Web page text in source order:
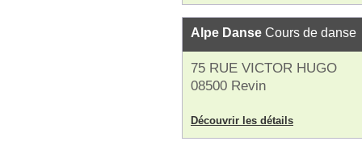
Alpe Danse Cours de danse
75 RUE VICTOR HUGO
08500 Revin
Découvrir les détails